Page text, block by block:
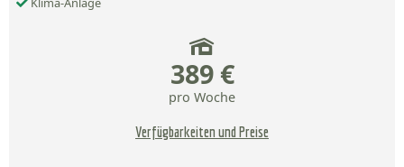
389 €
pro Woche
Verfügbarkeiten und Preise